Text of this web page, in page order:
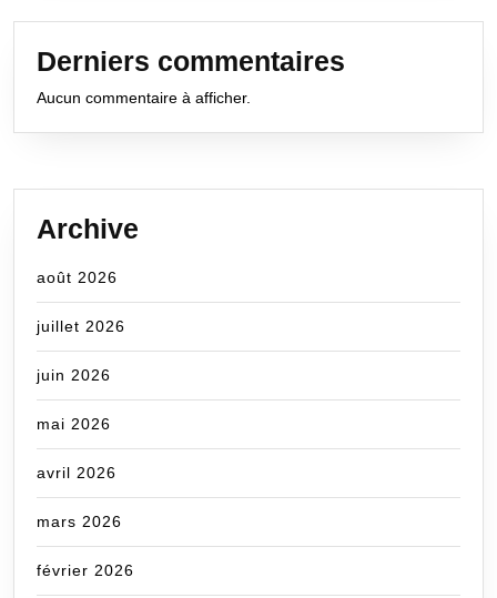
Derniers commentaires
Aucun commentaire à afficher.
Archive
août 2026
juillet 2026
juin 2026
mai 2026
avril 2026
mars 2026
février 2026